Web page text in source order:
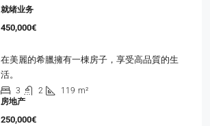
就绪业务
450,000€
在美麗的希臘擁有一棟房子，享受高品質的生
活。
3 2 119 m²
房地产
250,000€